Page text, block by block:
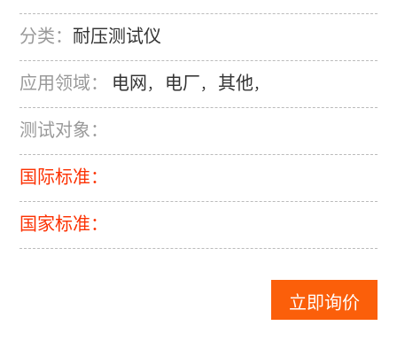
分类： 耐压测试仪
应用领域： 电网 ， 电厂， 其他，
测试对象：
国际标准：
国家标准：
立即询价